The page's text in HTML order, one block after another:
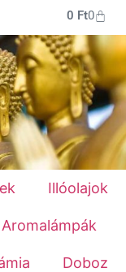
0 Ft0
Illóolajok
Aromalámpák
Doboz